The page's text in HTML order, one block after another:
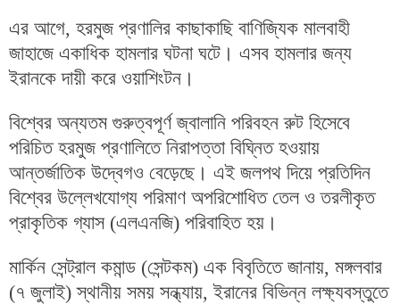
এর আগে, হরমুজ প্রণালির কাছাকাছি বাণিজ্যিক মালবাহী
জাহাজে একাধিক হামলার ঘটনা ঘটে। এসব হামলার জন্য
ইরানকে দায়ী করে ওয়াশিংটন।
বিশ্বের অন্যতম গুরুত্বপূর্ণ জ্বালানি পরিবহন রুট হিসেবে
পরিচিত হরমুজ প্রণালিতে নিরাপত্তা বিঘ্নিত হওয়ায়
আন্তর্জাতিক উদ্বেগও বেড়েছে। এই জলপথ দিয়ে প্রতিদিন
বিশ্বের উল্লেখযোগ্য পরিমাণ অপরিশোধিত তেল ও তরলীকৃত
প্রাকৃতিক গ্যাস (এলএনজি) পরিবাহিত হয়।
মার্কিন সেন্ট্রাল কমান্ড (সেন্টকম) এক বিবৃতিতে জানায়, মঙ্গলবার
(৭ জুলাই) স্থানীয় সময় সন্ধ্যায়, ইরানের বিভিন্ন লক্ষ্যবস্তুতে